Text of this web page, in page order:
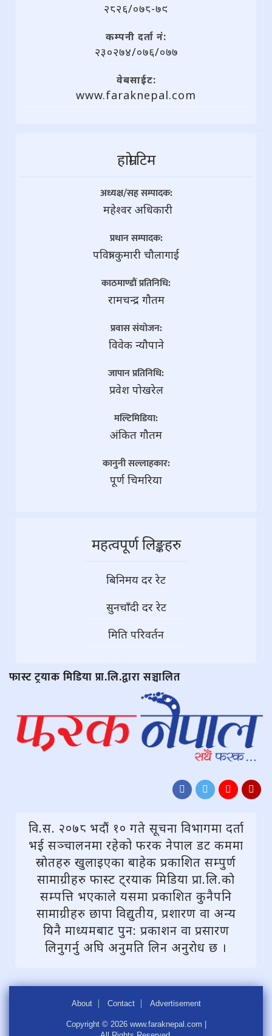
२८२६/०७८-७९
कम्पनी दर्ता नं:
२३०२७४/०७६/०७७
वेबसाईट:
www.faraknepal.com
हाम्राे टिम
अध्यक्ष/सह सम्पादक:
महेश्वर अधिकारी
प्रधान सम्पादक:
पवित्रा कुमारी चौलागाई
काठमाण्डौं प्रतिनिधि:
रामचन्द्र गाैतम
प्रवास संयोजन:
विवेक न्यौपाने
जापान प्रतिनिधि:
प्रवेश पोखरेल
मल्टिमिडिया:
अंकित गौतम
कानुनी सल्लाहकार:
पूर्ण चिमरिया
महत्वपूर्ण लिङ्कहरु
बिनिमय दर रेट
सुनचाँदी दर रेट
मिति परिवर्तन
फास्ट ट्रयाक मिडिया प्रा.लि.द्वारा सञ्चालित
वि.स. २०७८ भदौं १० गते सूचना विभागमा दर्ता
भई सञ्चालनमा रहेको फरक नेपाल डट कममा
स्राेतहरु खुलाइएका बाहेक प्रकाशित सम्पुर्ण
सामाग्रीहरु फास्ट ट्रयाक मिडिया प्रा.लि.काे
सम्पत्ति भएकाले यसमा प्रकाशित कुनैपनि
सामाग्रीहरु छापा विद्युतीय, प्रशारण वा अन्य
यिनै माध्यमबाट पुन: प्रकाशन वा प्रसारण
लिनुगर्नु अघि अनुमति लिन अनुराेध छ ।
About Contact Advertisement
Copyright © 2026 www.faraknepal.com |